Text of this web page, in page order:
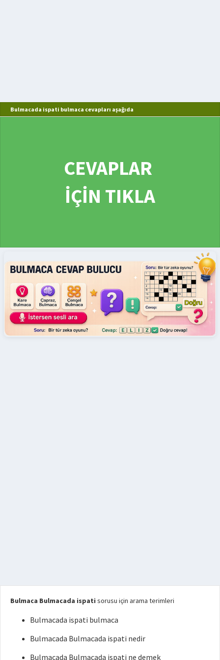
Bulmacada ispati bulmaca cevapları aşağıda
CEVAPLAR
İÇİN TIKLA
Bulmaca Bulmacada ispati sorusu için arama terimleri
Bulmacada ispati bulmaca
Bulmacada Bulmacada ispati nedir
Bulmacada Bulmacada ispati ne demek